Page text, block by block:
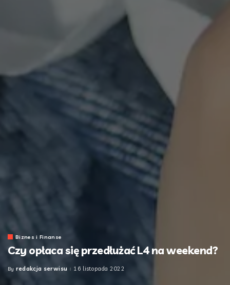
Biznes i Finanse
Czy opłaca się przedłużać L4 na weekend?
Posted
By redakcja serwisu 16 listopada 2022